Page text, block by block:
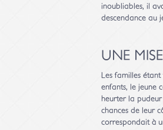
inoubliables, il
descendance au
UNE
Les familles
enfants, le jeune
heurter la
chances de leur
correspondait à